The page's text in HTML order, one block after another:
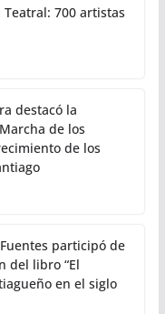
700 artistas
destacó la
de los
de los
participó de
del libro “El
en el siglo